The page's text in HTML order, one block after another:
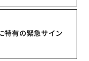
特有の緊急サイン